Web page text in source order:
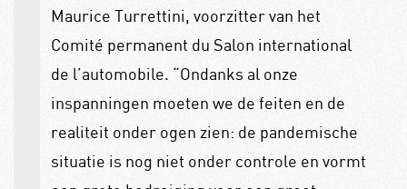
Maurice Turrettini, voorzitter van het
Comité permanent du Salon international
de l’automobile. “Ondanks al onze
inspanningen moeten we de feiten en de
realiteit onder ogen zien: de pandemische
situatie is nog niet onder controle en vormt